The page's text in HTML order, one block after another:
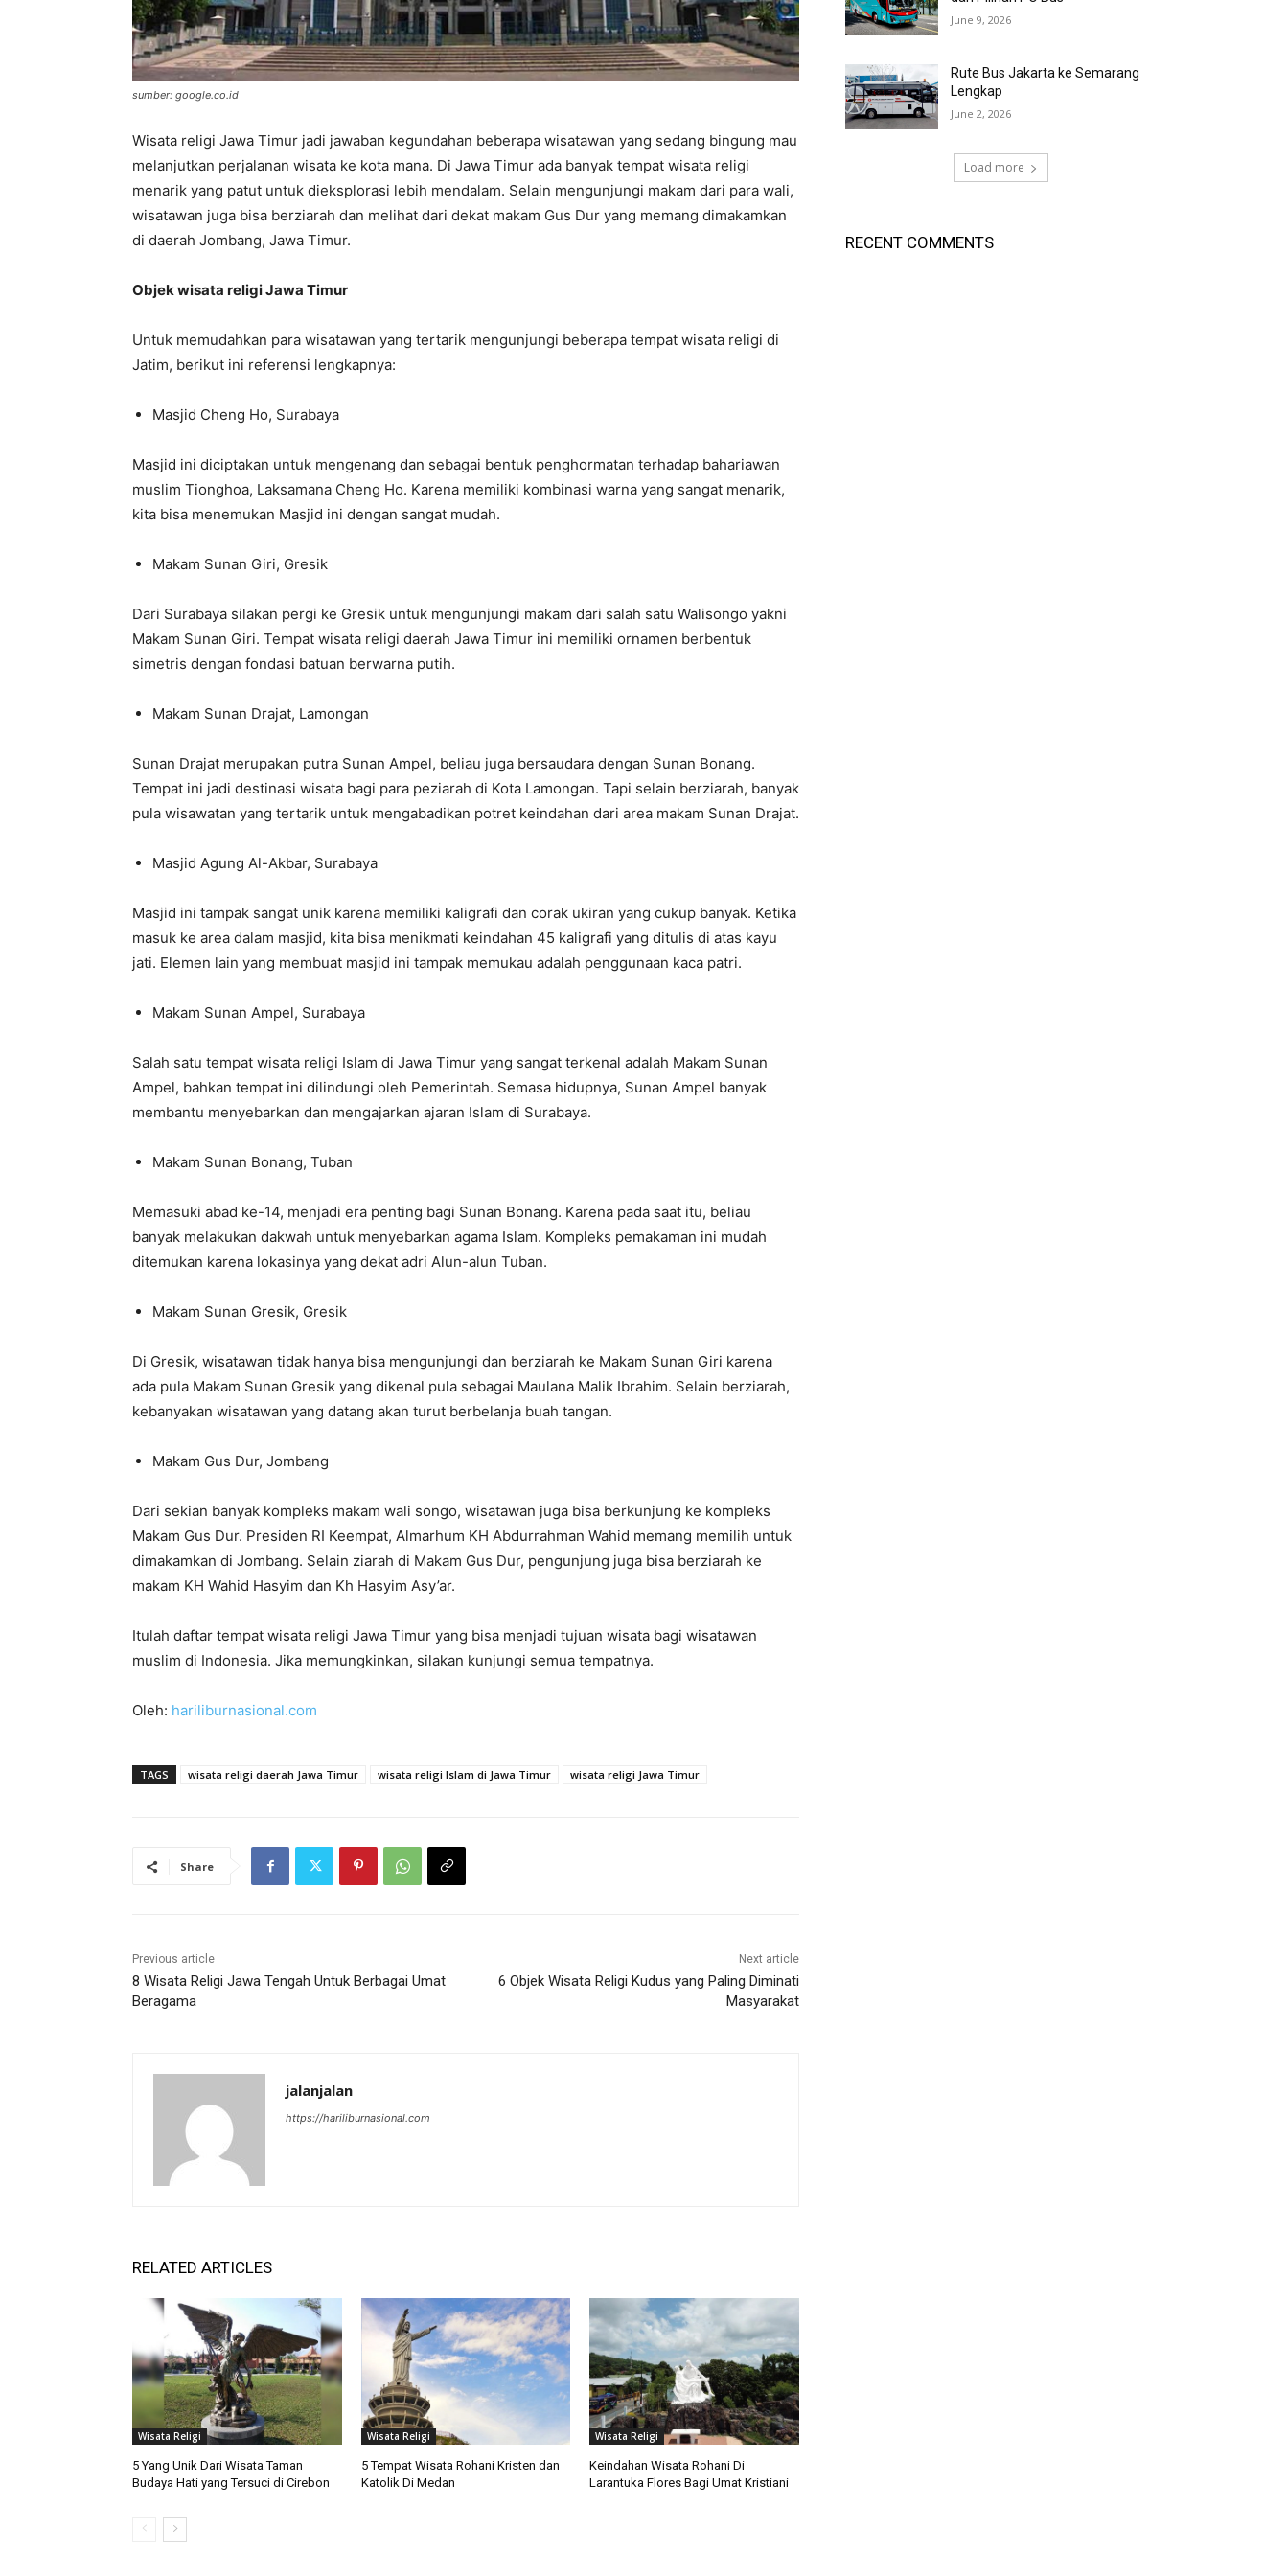
sumber: google.co.id
Wisata religi Jawa Timur jadi jawaban kegundahan beberapa wisatawan yang sedang bingung mau
melanjutkan perjalanan wisata ke kota mana. Di Jawa Timur ada banyak tempat wisata religi
menarik yang patut untuk dieksplorasi lebih mendalam. Selain mengunjungi makam dari para wali,
wisatawan juga bisa berziarah dan melihat dari dekat makam Gus Dur yang memang dimakamkan
di daerah Jombang, Jawa Timur.
Objek wisata religi Jawa Timur
Untuk memudahkan para wisatawan yang tertarik mengunjungi beberapa tempat wisata religi di
Jatim, berikut ini referensi lengkapnya:
Masjid Cheng Ho, Surabaya
Masjid ini diciptakan untuk mengenang dan sebagai bentuk penghormatan terhadap bahariawan
muslim Tionghoa, Laksamana Cheng Ho. Karena memiliki kombinasi warna yang sangat menarik,
kita bisa menemukan Masjid ini dengan sangat mudah.
Makam Sunan Giri, Gresik
Dari Surabaya silakan pergi ke Gresik untuk mengunjungi makam dari salah satu Walisongo yakni
Makam Sunan Giri. Tempat wisata religi daerah Jawa Timur ini memiliki ornamen berbentuk
simetris dengan fondasi batuan berwarna putih.
Makam Sunan Drajat, Lamongan
Sunan Drajat merupakan putra Sunan Ampel, beliau juga bersaudara dengan Sunan Bonang.
Tempat ini jadi destinasi wisata bagi para peziarah di Kota Lamongan. Tapi selain berziarah, banyak
pula wisawatan yang tertarik untuk mengabadikan potret keindahan dari area makam Sunan Drajat.
Masjid Agung Al-Akbar, Surabaya
Masjid ini tampak sangat unik karena memiliki kaligrafi dan corak ukiran yang cukup banyak. Ketika
masuk ke area dalam masjid, kita bisa menikmati keindahan 45 kaligrafi yang ditulis di atas kayu
jati. Elemen lain yang membuat masjid ini tampak memukau adalah penggunaan kaca patri.
Makam Sunan Ampel, Surabaya
Salah satu tempat wisata religi Islam di Jawa Timur yang sangat terkenal adalah Makam Sunan
Ampel, bahkan tempat ini dilindungi oleh Pemerintah. Semasa hidupnya, Sunan Ampel banyak
membantu menyebarkan dan mengajarkan ajaran Islam di Surabaya.
Makam Sunan Bonang, Tuban
Memasuki abad ke-14, menjadi era penting bagi Sunan Bonang. Karena pada saat itu, beliau
banyak melakukan dakwah untuk menyebarkan agama Islam. Kompleks pemakaman ini mudah
ditemukan karena lokasinya yang dekat adri Alun-alun Tuban.
Makam Sunan Gresik, Gresik
Di Gresik, wisatawan tidak hanya bisa mengunjungi dan berziarah ke Makam Sunan Giri karena
ada pula Makam Sunan Gresik yang dikenal pula sebagai Maulana Malik Ibrahim. Selain berziarah,
kebanyakan wisatawan yang datang akan turut berbelanja buah tangan.
Makam Gus Dur, Jombang
Dari sekian banyak kompleks makam wali songo, wisatawan juga bisa berkunjung ke kompleks
Makam Gus Dur. Presiden RI Keempat, Almarhum KH Abdurrahman Wahid memang memilih untuk
dimakamkan di Jombang. Selain ziarah di Makam Gus Dur, pengunjung juga bisa berziarah ke
makam KH Wahid Hasyim dan Kh Hasyim Asy’ar.
Itulah daftar tempat wisata religi Jawa Timur yang bisa menjadi tujuan wisata bagi wisatawan
muslim di Indonesia. Jika memungkinkan, silakan kunjungi semua tempatnya.
Oleh: hariliburnasional.com
TAGS wisata religi daerah Jawa Timur wisata religi Islam di Jawa Timur wisata religi Jawa Timur
Share
Previous article
8 Wisata Religi Jawa Tengah Untuk Berbagai Umat
Beragama
Next article
6 Objek Wisata Religi Kudus yang Paling Diminati
Masyarakat
jalanjalan
https://hariliburnasional.com
RELATED ARTICLES
Wisata Religi
5 Yang Unik Dari Wisata Taman
Budaya Hati yang Tersuci di Cirebon
Wisata Religi
5 Tempat Wisata Rohani Kristen dan
Katolik Di Medan
Wisata Religi
Keindahan Wisata Rohani Di
Larantuka Flores Bagi Umat Kristiani
June 9, 2026
Rute Bus Jakarta ke Semarang
Lengkap
June 2, 2026
Load more
RECENT COMMENTS